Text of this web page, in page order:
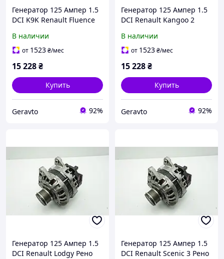
Генератор 125 Ампер 1.5
DCI K9K Renault Fluence
Оригинал 231002949R
В наличии
от 1523₴/мес
15 228₴
Купить
Geravto 92%
Генератор 125 Ампер 1.5
DCI Renault Kangoo 2
Оригинал 231002949R
В наличии
от 1523₴/мес
15 228₴
Купить
Geravto 92%
Генератор 125 Ампер 1.5
DCI Renault Lodgy Рено
Генератор 125 Ампер 1.5
DCI Renault Scenic 3 Рено